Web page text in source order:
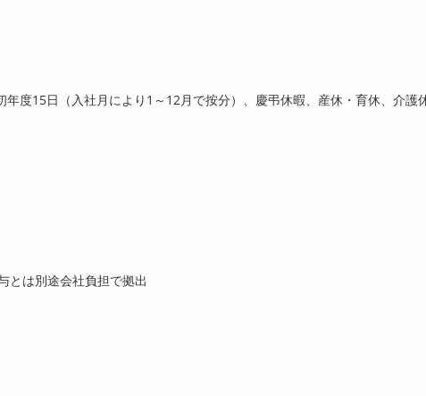
年度15日（入社月により 1 ～ 12 月で按分）、慶弔休暇、産休・育休、介護
とは別途会社負担で拠出